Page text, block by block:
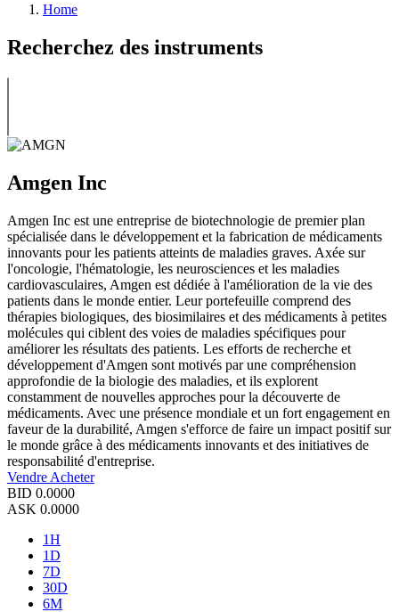
Home
Recherchez des instruments
Amgen Inc
Amgen Inc est une entreprise de biotechnologie de premier plan
spécialisée dans le développement et la fabrication de médicaments
innovants pour les patients atteints de maladies graves. Axée sur
l'oncologie, l'hématologie, les neurosciences et les maladies
cardiovasculaires, Amgen est dédiée à l'amélioration de la vie des
patients dans le monde entier. Leur portefeuille comprend des
thérapies biologiques, des biosimilaires et des médicaments à petites
molécules qui ciblent des voies de maladies spécifiques pour
améliorer les résultats des patients. Les efforts de recherche et
développement d'Amgen sont motivés par une compréhension
approfondie de la biologie des maladies, et ils explorent
constamment de nouvelles approches pour la découverte de
médicaments. Avec une présence mondiale et un fort engagement en
faveur de la durabilité, Amgen s'efforce de faire un impact positif sur
le monde grâce à des médicaments innovants et des initiatives de
responsabilité d'entreprise.
Vendre Acheter
BID 0.0000
ASK 0.0000
1H
1D
7D
30D
6M